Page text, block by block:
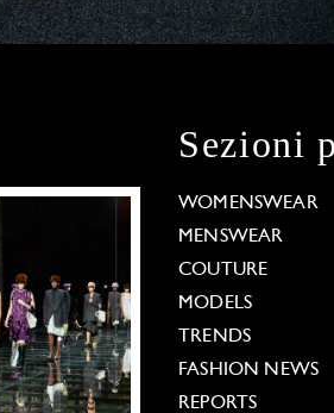
Sezioni
WOMENSWEAR
MENSWEAR
COUTURE
MODELS
TRENDS
FASHION NEWS
REPORTS